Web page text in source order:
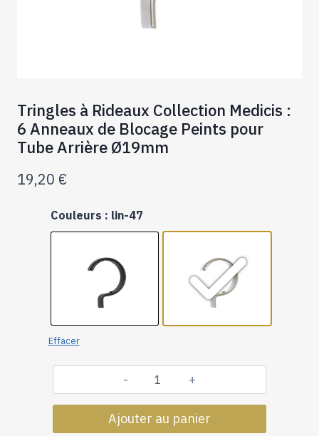
Tringles à Rideaux Collection Medicis :
6 Anneaux de Blocage Peints pour
Tube Arrière Ø19mm
19,20 €
Couleurs : lin-47
Effacer
quantité
de
Tringles
Ajouter au panier